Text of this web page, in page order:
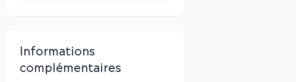
Informations
complémentaires